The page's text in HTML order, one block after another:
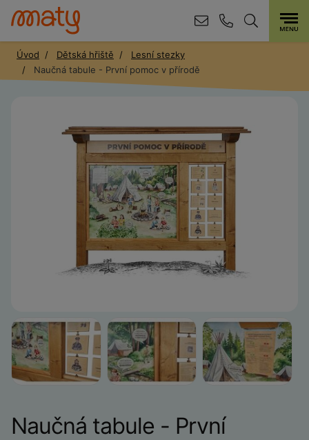
Úvod Dětská hřiště
Lesní stezky
Naučná tabule - První pomoc v přírodě
Naučná tabule - První